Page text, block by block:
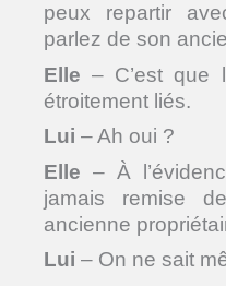
peux repartir
parlez de son
Elle – C’est que
étroitement liés.
Lui – Ah oui ?
Elle – À
jamais remise
ancienne
Lui – On ne sait